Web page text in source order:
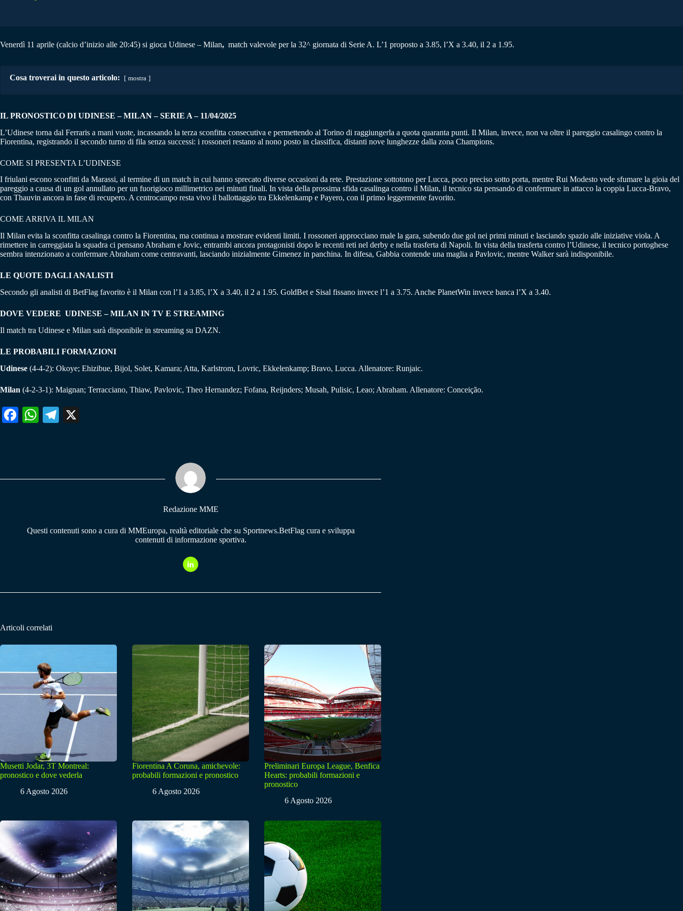
Venerdì 11 aprile (calcio d’inizio alle 20:45) si gioca Udinese – Milan, match valevole per la 32^ giornata di Serie A. L’1 proposto a 3.85, l’X a 3.40, il 2 a 1.95.
Cosa troverai in questo articolo: mostra
IL PRONOSTICO DI UDINESE – MILAN – SERIE A – 11/04/2025
L’Udinese torna dal Ferraris a mani vuote, incassando la terza sconfitta consecutiva e permettendo al Torino di raggiungerla a quota quaranta punti. Il Milan, invece, non va oltre il pareggio casalingo contro la
Fiorentina, registrando il secondo turno di fila senza successi: i rossoneri restano al nono posto in classifica, distanti nove lunghezze dalla zona Champions.
COME SI PRESENTA L’UDINESE
I friulani escono sconfitti da Marassi, al termine di un match in cui hanno sprecato diverse occasioni da rete. Prestazione sottotono per Lucca, poco preciso sotto porta, mentre Rui Modesto vede sfumare la gioia del
pareggio a causa di un gol annullato per un fuorigioco millimetrico nei minuti finali. In vista della prossima sfida casalinga contro il Milan, il tecnico sta pensando di confermare in attacco la coppia Lucca-Bravo,
con Thauvin ancora in fase di recupero. A centrocampo resta vivo il ballottaggio tra Ekkelenkamp e Payero, con il primo leggermente favorito.
COME ARRIVA IL MILAN
Il Milan evita la sconfitta casalinga contro la Fiorentina, ma continua a mostrare evidenti limiti. I rossoneri approcciano male la gara, subendo due gol nei primi minuti e lasciando spazio alle iniziative viola. A
rimettere in carreggiata la squadra ci pensano Abraham e Jovic, entrambi ancora protagonisti dopo le recenti reti nel derby e nella trasferta di Napoli. In vista della trasferta contro l’Udinese, il tecnico portoghese
sembra intenzionato a confermare Abraham come centravanti, lasciando inizialmente Gimenez in panchina. In difesa, Gabbia contende una maglia a Pavlovic, mentre Walker sarà indisponibile.
LE QUOTE DAGLI ANALISTI
Secondo gli analisti di BetFlag favorito è il Milan con l’1 a 3.85, l’X a 3.40, il 2 a 1.95. GoldBet e Sisal fissano invece l’1 a 3.75. Anche PlanetWin invece banca l’X a 3.40.
DOVE VEDERE UDINESE – MILAN IN TV E STREAMING
Il match tra Udinese e Milan sarà disponibile in streaming su DAZN.
LE PROBABILI FORMAZIONI
Udinese (4-4-2): Okoye; Ehizibue, Bijol, Solet, Kamara; Atta, Karlstrom, Lovric, Ekkelenkamp; Bravo, Lucca. Allenatore: Runjaic.
Milan (4-2-3-1): Maignan; Terracciano, Thiaw, Pavlovic, Theo Hernandez; Fofana, Reijnders; Musah, Pulisic, Leao; Abraham. Allenatore: Conceição.
Fa W
pp
Te
m
Redazione MME
Questi contenuti sono a cura di MMEuropa, realtà editoriale che su Sportnews.BetFlag cura e sviluppa
contenuti di informazione sportiva.
Articoli correlati
Musetti Jodar, 3T Montreal:
pronostico e dove vederla
6 Agosto 2026
Fiorentina A Coruna, amichevole:
probabili formazioni e pronostico
6 Agosto 2026
Preliminari Europa League, Benfica
Hearts: probabili formazioni e
pronostico
6 Agosto 2026